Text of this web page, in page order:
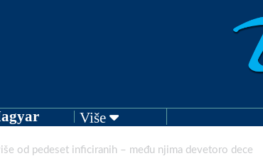
Više
od pedeset inficiranih – među njima devetoro dece